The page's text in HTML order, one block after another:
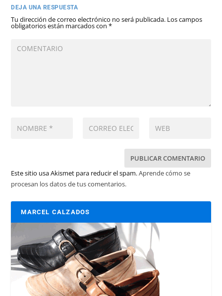
DEJA UNA RESPUESTA
Tu dirección de correo electrónico no será publicada. Los campos
obligatorios están marcados con*
Este sitio usa Akismet para reducir el spam.Aprende cómo se
procesan los datos de tus comentarios.
MARCEL CALZADOS